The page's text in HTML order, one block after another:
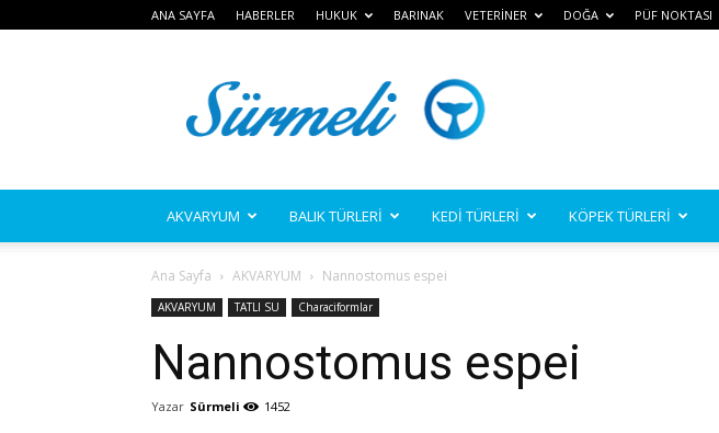
ANA SAYFA HABERLER HUKUK BARINAK VETERİNER DOĞA PÜF NOKTASI
AKVARYUM BALIK TÜRLERİ KEDİ TÜRLERİ KÖPEK TÜRLERİ
Ana Sayfa AKVARYUM Nannostomus espei
AKVARYUM TATLI SU Characiformlar
Nannostomus espei
Yazar Sürmeli 1452